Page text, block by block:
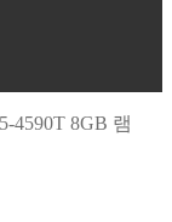
4590T 8GB 램